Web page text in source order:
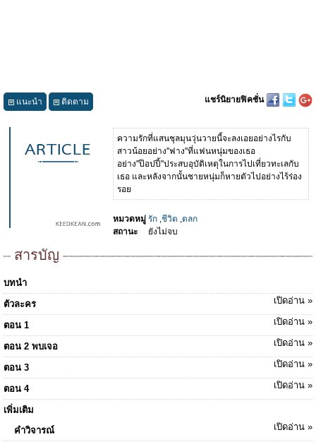
แนะนำ ติดตาม แชร์นิยายฟิคชั่น
ความรักที่แสนชุลมุนวุ่นวายนี้จะลงเอยอย่างไรกับ
สาวน้อยอย่าง''ฟาง''ที่แฟนหนุ่มของเธอ
อย่าง''ป๊อปปี้''ประสบอุบัติเหตุในการไปเที่ยวทะเลกับ
เธอ และหลังจากนั้นชายหนุ่มก็หายตัวไปอย่างไร้ร่อง
รอย
หมวดหมู่ รัก ,ชีวิต ,ตลก
สถานะ
ยังไม่จบ
สารบัญ
บทนำ
ตัวละคร
เปิดอ่าน »
ตอน 1 เปิดอ่าน »
ตอน 2 พบเจอ เปิดอ่าน »
ตอน 3 เปิดอ่าน »
ตอน 4 เปิดอ่าน »
เพิ่มเติม
คำวิจารณ์
เปิดอ่าน »